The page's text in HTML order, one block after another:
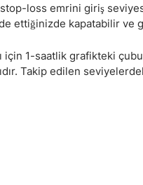
loss emrini giriş
ettiğinizde kapatabilir ve
için 1-saatlik grafikteki
Takip edilen